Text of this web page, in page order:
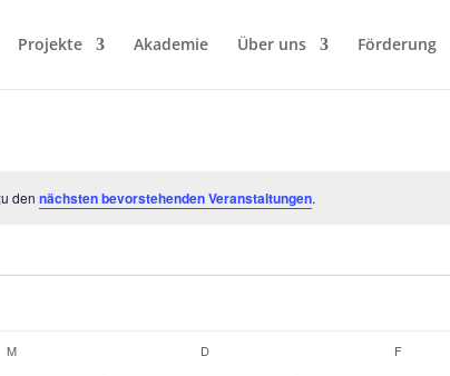
Projekte Akademie Über uns Förderung
den nächsten bevorstehenden Veranstaltungen.
MMITTWOCH DDONNERSTAG F